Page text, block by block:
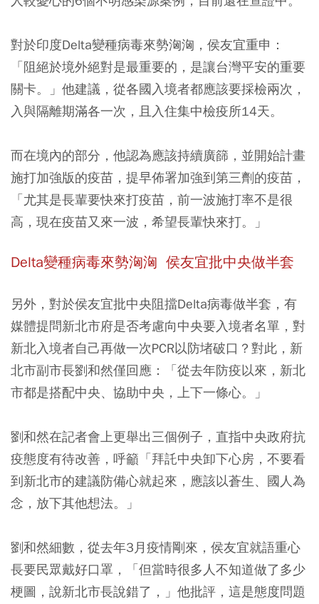
對於印度Delta變種病毒來勢洶洶，侯友宜重申：
「阻絕於境外絕對是最重要的 ，是讓台灣平安的重要
關卡。」他建議，從各國入境者都應該要採檢兩次，
入與隔離期滿各一次，且入住集中檢疫所14天。
而在境內的部分，他認為應該持續廣篩，並開始計畫
施打加強版的疫苗，提早佈署加強到第三劑的疫苗，
「尤其是長輩要快來打疫苗 ，前一波施打率不是很
高，現在疫苗又來一波，希望長輩快來打。」
Delta變種病毒來勢洶洶 侯友宜批中央做半套
另外，對於侯友宜批中央阻擋Delta病毒做半套，有
媒體提問新北市府是否考慮向中央要入境者名單，對
新北入境者自己再做一次PCR以防堵破口？對此，新
北市副市長劉和然僅回應：「從去年防疫以來，新北
市都是搭配中央、協助中央，上下一條心。」
劉和然在記者會上更舉出三個例子，直指中央政府抗
疫態度有待改善，呼籲「拜託中央卸下心房，不要看
到新北市的建議防備心就起來 ，應該以蒼生、國人為
念，放下其他想法。」
劉和然細數，從去年3月疫情剛來，侯友宜就語重心
長要民眾戴好口罩，「但當時很多人不知道做了多少
梗圖，說新北市長說錯了，」他批評，這是態度問題